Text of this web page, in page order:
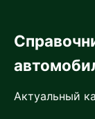
Актуальный